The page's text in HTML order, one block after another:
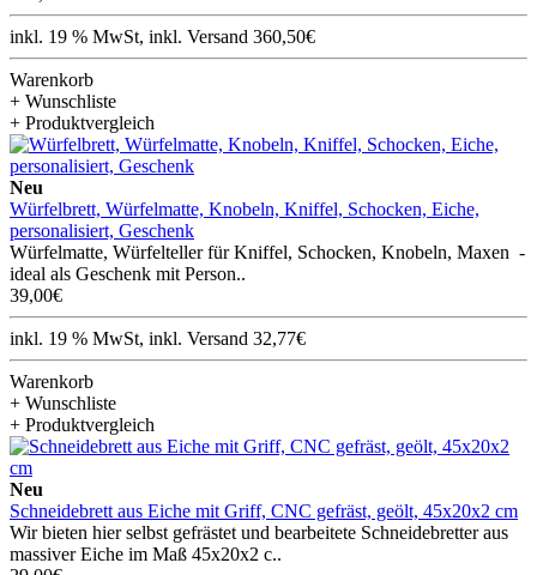
inkl. 19 % MwSt, inkl. Versand 360,50€
Warenkorb
+ Wunschliste
+ Produktvergleich
Neu
Würfelbrett, Würfelmatte, Knobeln, Kniffel, Schocken, Eiche,
personalisiert, Geschenk
Würfelmatte, Würfelteller für Kniffel, Schocken, Knobeln, Maxen -
ideal als Geschenk mit Person..
39,00€
inkl. 19 % MwSt, inkl. Versand 32,77€
Warenkorb
+ Wunschliste
+ Produktvergleich
Neu
Schneidebrett aus Eiche mit Griff, CNC gefräst, geölt, 45x20x2 cm
Wir bieten hier selbst gefrästet und bearbeitete Schneidebretter aus
massiver Eiche im Maß 45x20x2 c..